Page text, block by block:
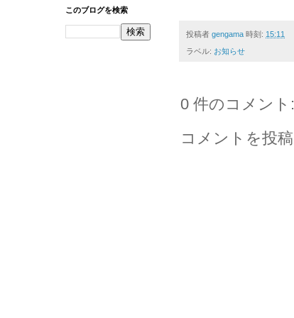
投稿者 gengama 時刻: 15:11
ラベル: お知らせ
0 件のコメント:
コメントを投稿
このブログを検索